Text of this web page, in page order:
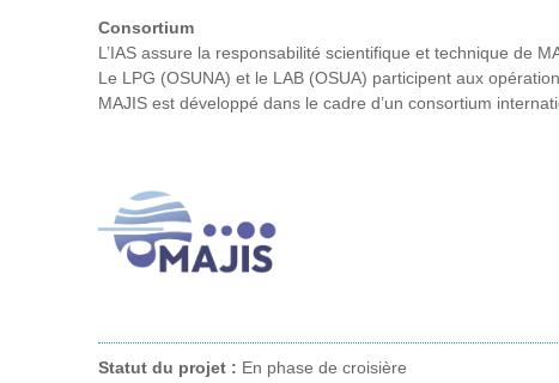
Consortium
L’IAS assure la responsabilité scientifique et technique de
Le LPG (OSUNA) et le LAB (OSUA) participent aux
MAJIS est développé dans le cadre d’un consortium
Statut du projet : En phase de croisière